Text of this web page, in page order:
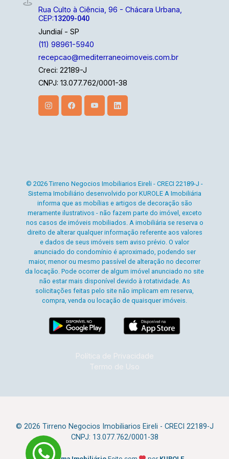
residenciais, comerciais e lançamentos. A equipe
Mediterrâneo Imóveis é especializada e recebe
treinamento exclusivo para melhor te atender.
Ligue e solicite seu atendimento!
Rua Culto à Ciência, 96 - Chácara Urbana,
CEP:13209-040
Jundiaí - SP
(11) 98961-5940
recepcao@mediterraneoimoveis.com.br
Creci: 22189-J
CNPJ: 13.077.762/0001-38
© 2026 Tirreno Negocios Imobiliarios Eireli - CRECI 22189-J -
Sistema Imobiliário desenvolvido por KUROLE A Imobiliária
informa que as mobílias e artigos de decoração são
meramente ilustrativos - não fazem parte do imóvel, exceto
nos casos de imóveis mobiliados. A imobiliária se reserva o
direito de alterar qualquer informação referente aos valores
e dados de seus imóveis sem aviso prévio. O valor
anunciado do condomínio é aproximado, podendo ser
maior, menor ou mesmo passível de alteração no decorrer
da locação. Pode ocorrer de algum imóvel anunciado no site
não estar mais disponível devido à rotatividade. As
solicitações feitas pelo site não implicam em reserva,
compra, venda ou locação de quaisquer imóveis.
Política de Privacidade
Termo de Uso
© 2026 Tirreno Negocios Imobiliarios Eireli - CRECI 22189-J
CNPJ: 13.077.762/0001-38